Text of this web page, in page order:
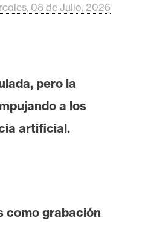
08 de Julio, 2026
pero la
a los
artificial.
como grabación